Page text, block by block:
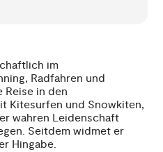
im
Radfahren und
Reise in den
Kitesurfen und Snowkiten,
wahren Leidenschaft
Seitdem widmet er
Hingabe.